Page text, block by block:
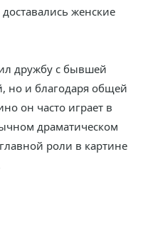
женские
дружбу с бывшей
но и благодаря общей
он часто играет в
драматическом
роли в картине